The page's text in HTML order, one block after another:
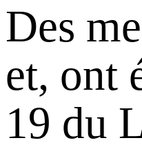
Des
et, ont
19 du